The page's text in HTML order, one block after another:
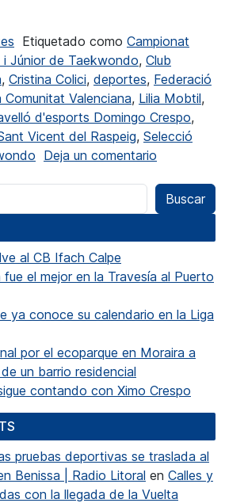
Etiquetado como Campionat
Júnior de Taekwondo, Club
, Cristina Colici, deportes, Federació
Valenciana, Lilia Mobtil,
d'esports Domingo Crespo,
Vicent del Raspeig, Selecció
Deja un comentario
Buscar
al CB Ifach Calpe
fue el mejor en la Travesía al Puerto
ya conoce su calendario en la Liga
por el ecoparque en Moraira a
un barrio residencial
contando con Ximo Crespo
pruebas deportivas se traslada al
Benissa | Radio Litoral en Calles y
con la llegada de la Vuelta